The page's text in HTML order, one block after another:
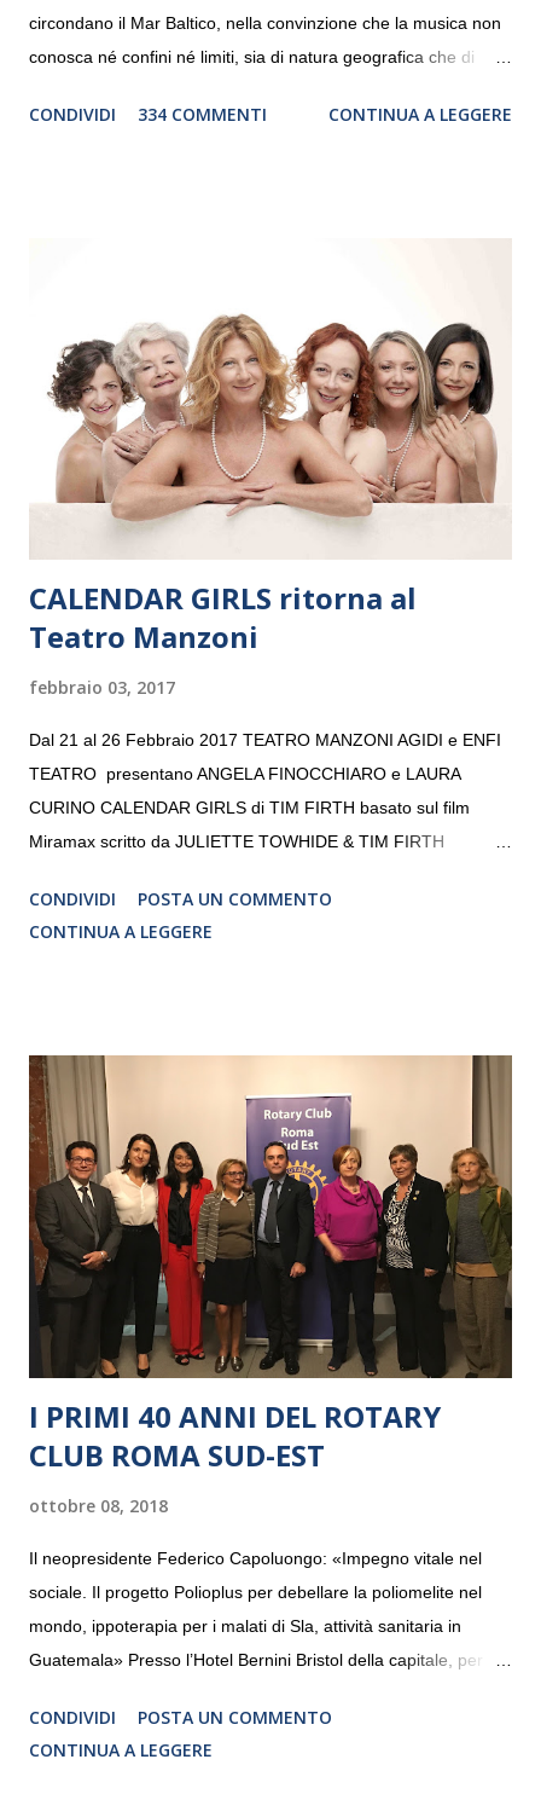
circondano il Mar Baltico, nella convinzione che la musica non
conosca né confini né limiti, sia di natura geografica che di
debutterà il 10 settembre a Heiden, in Germania, e toccherà, in
“Settembre dell’Accademia” dove si esibirà per il secondo anno
consecutivo. Il pubblico milanese avrà il piacere di applaudire i
giovani artisti della Baltic Sea Youth Philharmonic per la quarta
volta. L’orchestra, fondata nel 2008 da Kristjan Järvi (affiancato
da un prestigioso consiglio di consulent...
CONDIVIDI 334 COMMENTI CONTINUA A LEGGERE
CALENDAR GIRLS ritorna al
Teatro Manzoni
febbraio 03, 2017
Dal 21 al 26 Febbraio 2017 TEATRO MANZONI AGIDI e ENFI
TEATRO presentano ANGELA FINOCCHIARO e LAURA
CURINO CALENDAR GIRLS di TIM FIRTH basato sul film
Miramax scritto da JULIETTE TOWHIDE & TIM FIRTH
CRISTINA PEZZOLI
CONDIVIDI
POSTA UN COMMENTO
CONTINUA A LEGGERE
I PRIMI 40 ANNI DEL ROTARY
CLUB ROMA SUD-EST
ottobre 08, 2018
Il neopresidente Federico Capoluongo: «Impegno vitale nel
sociale. Il progetto Polioplus per debellare la poliomelite nel
mondo, ippoterapia per i malati di Sla, attività sanitaria in
Guatemala» Presso l’Hotel Bernini Bristol della capitale, per la
programmazione del Rotary Club Roma Sud-Est che festeggia
i quaranta anni di attività. Un’occasione per raccontare al
CONDIVIDI
POSTA UN COMMENTO
CONTINUA A LEGGERE